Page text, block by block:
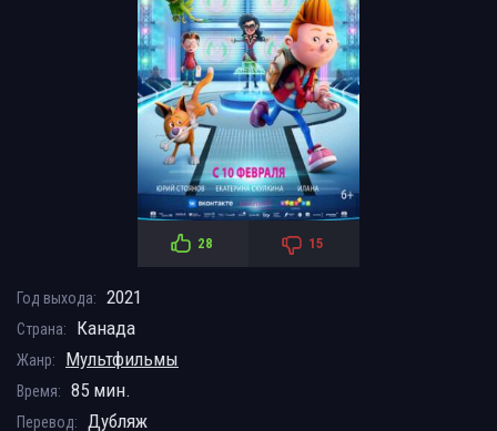
28 15
Год выхода: 2021
Страна: Канада
Жанр: Мультфильмы
Время: 85 мин.
Перевод: Дубляж